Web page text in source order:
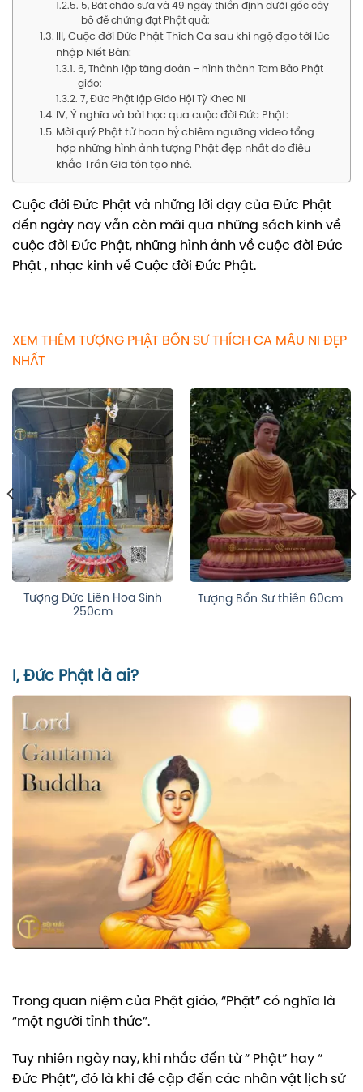
5, Bát cháo sữa và 49 ngày thiền định dưới gốc cây
bồ đề chứng đạt Phật quả:
III, Cuộc đời Đức Phật Thích Ca sau khi ngộ đạo tới lúc
nhập Niết Bàn:
6, Thành lập tăng đoàn – hình thành Tam Bảo Phật
giáo:
7, Đức Phật lập Giáo Hội Tỳ Kheo Ni
IV, Ý nghĩa và bài học qua cuộc đời Đức Phật:
Mời quý Phật tử hoan hỷ chiêm ngưỡng video tổng
hợp những hình ảnh tượng Phật đẹp nhất do điêu
khắc Trần Gia tôn tạo nhé.
Cuộc đời Đức Phật và những lời dạy của Đức Phật
đến ngày nay vẫn còn mãi qua những sách kinh về
cuộc đời Đức Phật, những hình ảnh về cuộc đời Đức
Phật , nhạc kinh về Cuộc đời Đức Phật.
XEM THÊM TƯỢNG PHẬT BỔN SƯ THÍCH CA MÂU NI ĐẸP
NHẤT
60cm
Tượng Bổn Sư thiền định
Tượng Bổn Sư
I, Đức Phật là ai?
Trong quan niệm của Phật giáo, “Phật” có nghĩa là
“một người tỉnh thức”.
Tuy nhiên ngày nay, khi nhắc đến từ “ Phật” hay “
Đức Phật”, đó là khi đề cập đến các nhân vật lịch sử